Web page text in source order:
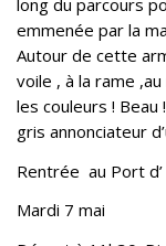
emmenée par la
Autour de cette
voile , à la rame
les couleurs ! Beau
gris annonciateur
Rentrée au Port
Mardi 7 mai